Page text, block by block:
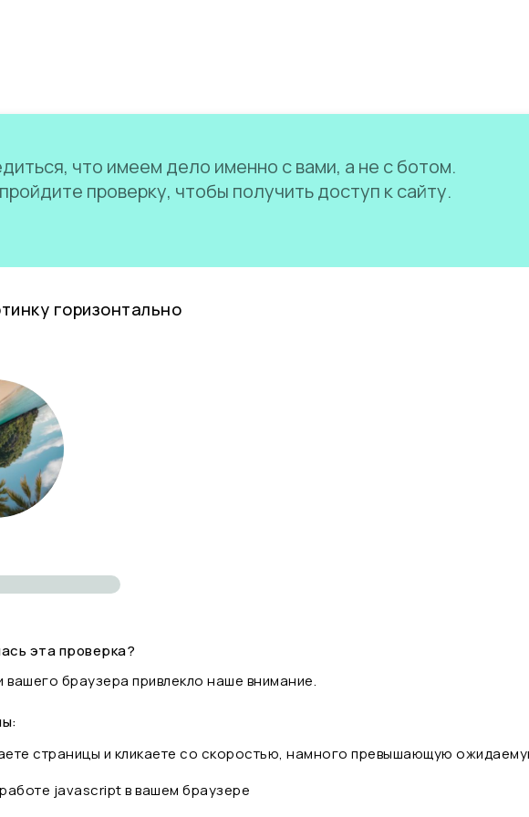
что имеем дело именно с вами, а не с ботом.
проверку, чтобы получить доступ к сайту.
горизонтально
эта проверка?
вашего браузера привлекло наше внимание.
страницы и кликаете со скоростью, намного превышающую
javascript в вашем браузере